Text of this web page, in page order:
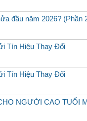
đầu năm 2026? (Phần
Tín Hiệu Thay Đổi
Tín Hiệu Thay Đổi
NGƯỜI CAO TUỔI